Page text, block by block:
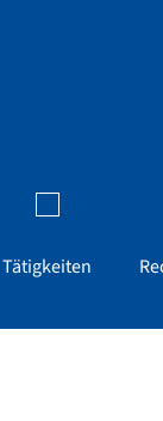
Tätigkeiten